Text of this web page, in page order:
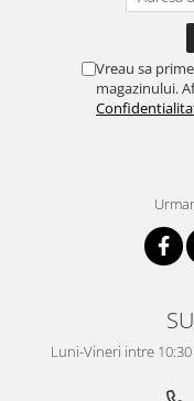
Vreau sa
magazinului.
Luni-Vineri intre